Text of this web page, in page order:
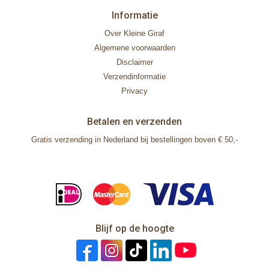
Informatie
Over Kleine Giraf
Algemene voorwaarden
Disclaimer
Verzendinformatie
Privacy
Betalen en verzenden
Gratis verzending in Nederland bij bestellingen boven € 50,-
Blijf op de hoogte